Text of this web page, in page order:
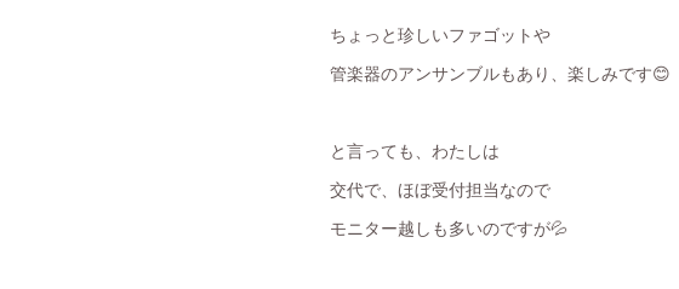
ちょっと珍しいファゴットや
管楽器のアンサンブルもあり、楽しみです😊
と言っても、わたしは
交代で、ほぼ受付担当なので
モニター越しも多いのですが💦